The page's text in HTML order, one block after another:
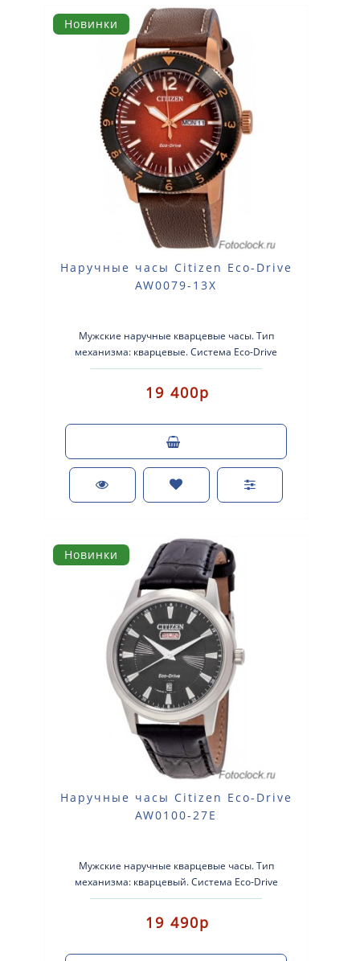
Новинки
Наручные часы Citizen Eco-Drive
AW0079-13X
Мужские наручные кварцевые часы. Тип
механизма: кварцевые. Система Eco-Drive
(аккумулятор с питанием от световой энерг..
19 400р
Новинки
Наручные часы Citizen Eco-Drive
AW0100-27E
Мужские наручные кварцевые часы. Тип
механизма: кварцевый. Система Eco-Drive
(аккумулятор с питанием от световой энерги..
19 490р